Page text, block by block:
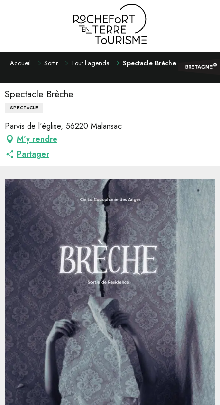
Accueil Sortir Tout l’agenda Spectacle Brèche
Spectacle Brèche
SPECTACLE
Parvis de l'église, 56220 Malansac
M'y rendre
Partager